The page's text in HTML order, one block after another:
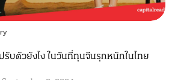
บตัวยังไง ในวันที่ทุนจีนรุกหนักในไทย